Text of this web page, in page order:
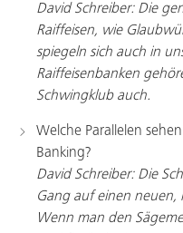
David Schreiber: Die
Raiffeisen, wie
spiegeln sich auch in
Raiffeisenbanken
Schwingklub auch.
Welche Parallelen
Banking?
David Schreiber: Die
Gang auf einen neuen,
Wenn man den